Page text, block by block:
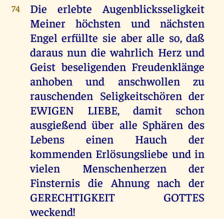
74
Die erlebte Augenblicksseligkeit
Meiner höchsten und nächsten
Engel erfüllte sie aber alle so, daß
daraus nun die wahrlich Herz und
Geist beseligenden Freudenklänge
anhoben und anschwollen zu
rauschenden Seligkeitschören der
EWIGEN LIEBE, damit schon
ausgießend über alle Sphären des
Lebens einen Hauch der
kommenden Erlösungsliebe und in
vielen Menschenherzen der
Finsternis die Ahnung nach der
GERECHTIGKEIT GOTTES
weckend!